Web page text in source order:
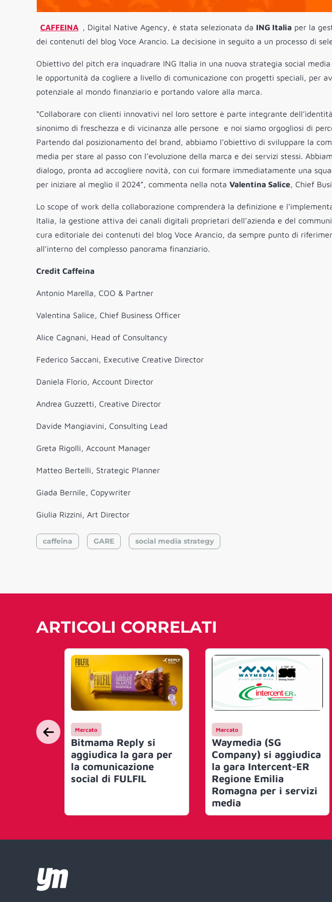
CAFFEINA , Digital Native Agency, è stata selezionata da ING Italia per la
dei contenuti del blog Voce Arancio. La decisione in seguito a un processo di
Obiettivo del pitch era inquadrare ING Italia in una nuova strategia social
le opportunità da cogliere a livello di comunicazione con progetti speciali, per
potenziale al mondo finanziario e portando valore alla marca.
“Collaborare con clienti innovativi nel loro settore è parte integrante
sinonimo di freschezza e di vicinanza alle persone e noi siamo orgogliosi di
Partendo dal posizionamento del brand, abbiamo l’obiettivo di sviluppare la
media per stare al passo con l’evoluzione della marca e dei servizi stessi.
dialogo, pronta ad accogliere novità, con cui formare immediatamente una
per iniziare al meglio il 2024”, commenta nella nota Valentina Salice, Chief
Lo scope of work della collaborazione comprenderà la definizione e
Italia, la gestione attiva dei canali digitali proprietari dell’azienda e del
cura editoriale dei contenuti del blog Voce Arancio, da sempre punto di
all’interno del complesso panorama finanziario.
Credit Caffeina
Antonio Marella, COO & Partner
Valentina Salice, Chief Business Officer
Alice Cagnani, Head of Consultancy
Federico Saccani, Executive Creative Director
Daniela Florio, Account Director
Andrea Guzzetti, Creative Director
Davide Mangiavini, Consulting Lead
Greta Rigolli, Account Manager
Matteo Bertelli, Strategic Planner
Giada Bernile, Copywriter
Giulia Rizzini, Art Director
caffeina GARE social media strategy
ARTICOLI CORRELATI
Mercato
Bitmama Reply si
aggiudica la gara per
la comunicazione
social di FULFIL
Mercato
Waymedia (SG
Company) si aggiudica
la gara Intercent-ER
Regione Emilia
Romagna per i servizi
media